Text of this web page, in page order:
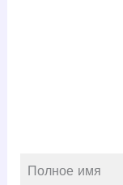
Полное имя